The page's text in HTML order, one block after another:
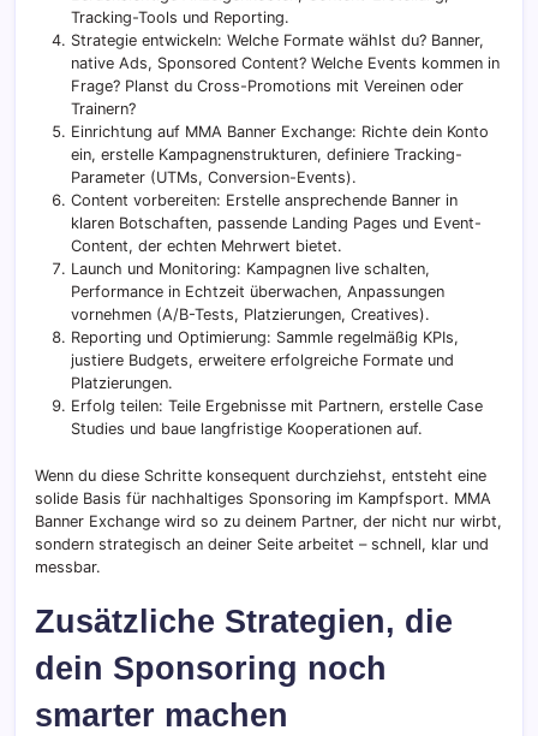
Tracking-Tools und Reporting.
Strategie entwickeln: Welche Formate wählst du? Banner,
native Ads, Sponsored Content? Welche Events kommen in
Frage? Planst du Cross-Promotions mit Vereinen oder
Trainern?
Einrichtung auf MMA Banner Exchange: Richte dein Konto
ein, erstelle Kampagnenstrukturen, definiere Tracking-
Parameter (UTMs, Conversion-Events).
Content vorbereiten: Erstelle ansprechende Banner in
klaren Botschaften, passende Landing Pages und Event-
Content, der echten Mehrwert bietet.
Launch und Monitoring: Kampagnen live schalten,
Performance in Echtzeit überwachen, Anpassungen
vornehmen (A/B-Tests, Platzierungen, Creatives).
Reporting und Optimierung: Sammle regelmäßig KPIs,
justiere Budgets, erweitere erfolgreiche Formate und
Platzierungen.
Erfolg teilen: Teile Ergebnisse mit Partnern, erstelle Case
Studies und baue langfristige Kooperationen auf.
Wenn du diese Schritte konsequent durchziehst, entsteht eine
solide Basis für nachhaltiges Sponsoring im Kampfsport. MMA
Banner Exchange wird so zu deinem Partner, der nicht nur wirbt,
sondern strategisch an deiner Seite arbeitet – schnell, klar und
messbar.
Zusätzliche Strategien, die
dein Sponsoring noch
smarter machen